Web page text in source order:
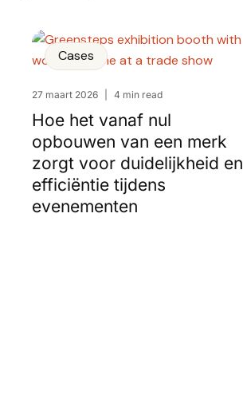
Cases
27 maart 2026 4 min read
Hoe het vanaf nul
opbouwen van een merk
zorgt voor duidelijkheid en
efficiëntie tijdens
evenementen